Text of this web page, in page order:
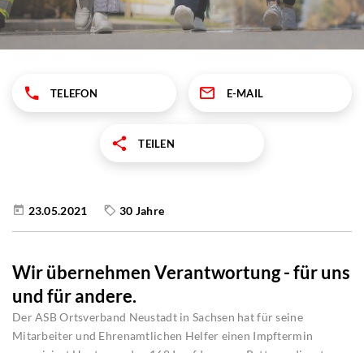
TELEFON E-MAIL
TEILEN
23.05.2021 30 Jahre
Wir übernehmen Verantwortung - für uns
und für andere.
Der ASB Ortsverband Neustadt in Sachsen hat für seine
Mitarbeiter und Ehrenamtlichen Helfer einen Impftermin